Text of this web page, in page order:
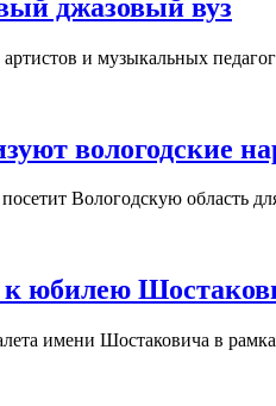
джазовый вуз
и музыкальных
вологодские
Вологодскую область
к юбилею
имени Шостаковича в